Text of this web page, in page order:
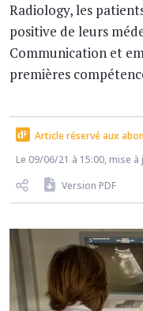
Radiology, les
positive de leurs
Communication et
premières
Article réservé aux
Le 09/06/21 à 15:00, mise à
Version PDF